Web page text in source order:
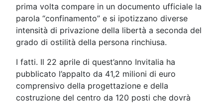
prima volta compare in un documento ufficiale la
parola “confinamento” e si ipotizzano diverse
intensità di privazione della libertà a seconda del
grado di ostilità della persona rinchiusa.
I fatti. Il 22 aprile di quest’anno Invitalia ha
pubblicato l’appalto da 41,2 milioni di euro
comprensivo della progettazione e della
costruzione del centro da 120 posti che dovrà